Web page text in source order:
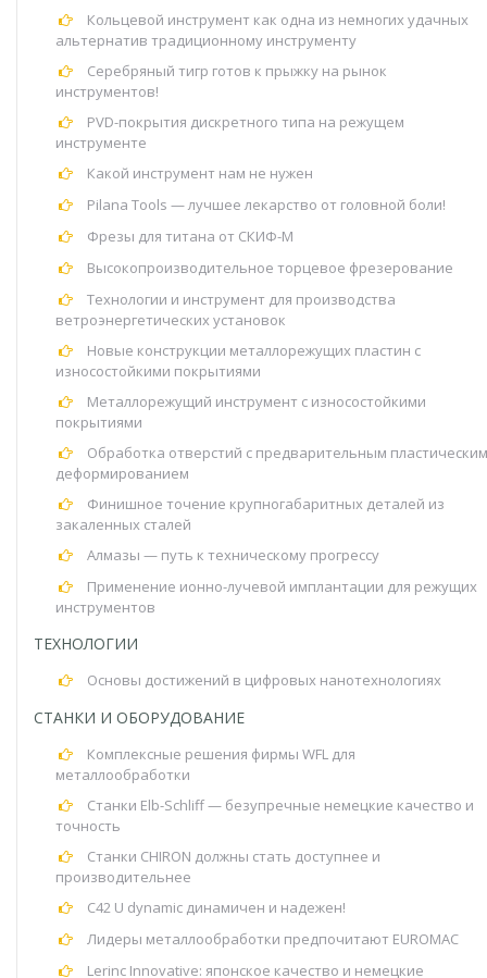
Кольцевой инструмент как одна из немногих удачных
альтернатив традиционному инструменту
Серебряный тигр готов к прыжку на рынок
инструментов!
PVD-покрытия дискретного типа на режущем
инструменте
Какой инструмент нам не нужен
Pilana Tools — лучшее лекарство от головной боли!
Фрезы для титана от СКИФ-М
Высокопроизводительное торцевое фрезерование
Технологии и инструмент для производства
ветроэнергетических установок
Новые конструкции металлорежущих пластин с
износостойкими покрытиями
Металлорежущий инструмент с износостойкими
покрытиями
Обработка отверстий с предварительным пластическим
деформированием
Финишное точение крупногабаритных деталей из
закаленных сталей
Алмазы — путь к техническому прогрессу
Применение ионно-лучевой имплантации для режущих
инструментов
ТЕХНОЛОГИИ
Основы достижений в цифровых нанотехнологиях
СТАНКИ И ОБОРУДОВАНИЕ
Комплексные решения фирмы WFL для
металлообработки
Станки Elb-Schliff — безупречные немецкие качество и
точность
Станки CHIRON должны стать доступнее и
производительнее
C42 U dynamic динамичен и надежен!
Лидеры металлообработки предпочитают EUROMAC
Lerinc Innovative: японское качество и немецкие